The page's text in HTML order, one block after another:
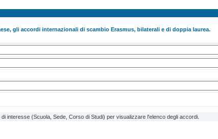
gli accordi internazionali di scambio Erasmus, bilaterali e di doppia laurea.
interesse (Scuola, Sede, Corso di Studi) per visualizzare l'elenco degli accordi.